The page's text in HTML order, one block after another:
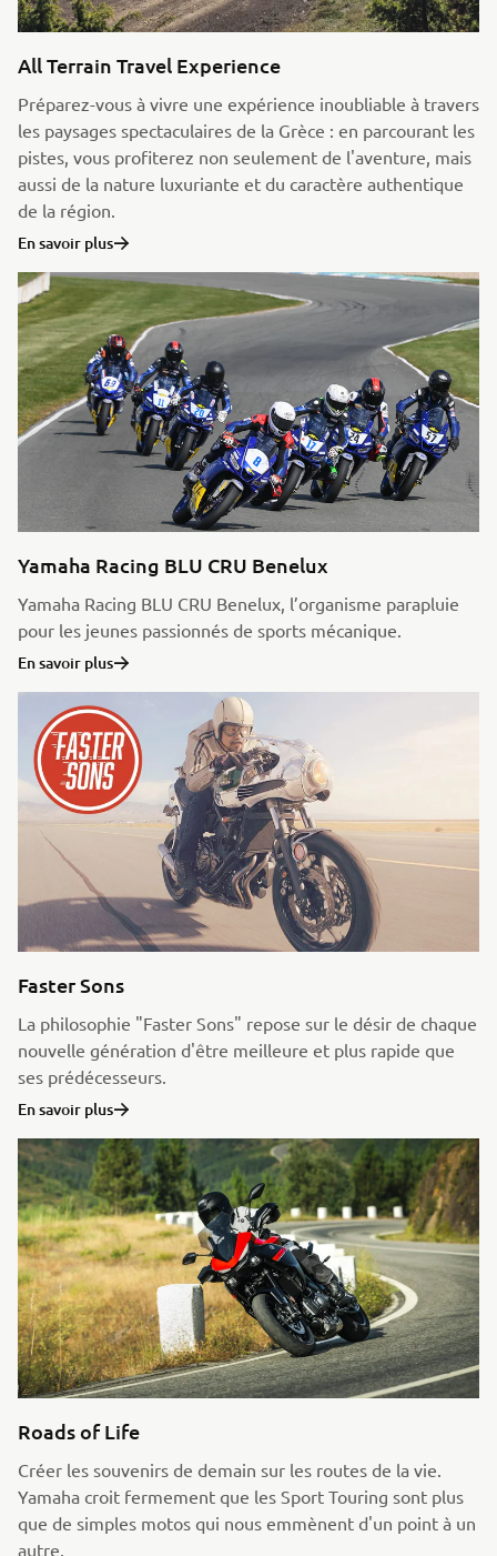
All Terrain Travel Experience
Préparez-vous à vivre une expérience inoubliable à travers
les paysages spectaculaires de la Grèce : en parcourant les
pistes, vous profiterez non seulement de l'aventure, mais
aussi de la nature luxuriante et du caractère authentique
de la région.
En savoir plus
Yamaha Racing BLU CRU Benelux
Yamaha Racing BLU CRU Benelux, l’organisme parapluie
pour les jeunes passionnés de sports mécanique.
En savoir plus
Faster Sons
La philosophie "Faster Sons" repose sur le désir de chaque
nouvelle génération d'être meilleure et plus rapide que
ses prédécesseurs.
En savoir plus
Roads of Life
Créer les souvenirs de demain sur les routes de la vie.
Yamaha croit fermement que les Sport Touring sont plus
que de simples motos qui nous emmènent d'un point à un
autre.